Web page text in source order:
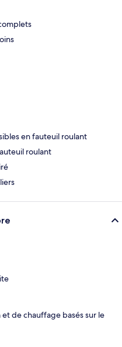
en fauteuil roulant
roulant
de chauffage basés sur le